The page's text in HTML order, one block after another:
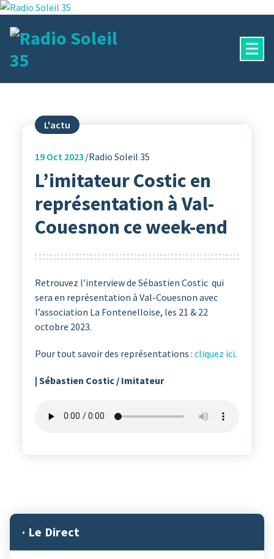
Aller
contenu
L'actu
19Oct 2023 Radio Soleil 35
L’imitateur Costic en
représentation à Val-
Couesnon ce week-end
Retrouvez l’interview de Sébastien Costic qui
sera en représentation à Val-Couesnon avec
l’association La Fontenelloise, les 21 & 22
octobre 2023.
Pour tout savoir des représentations : cliquez ici.
| Sébastien Costic / Imitateur
· Le Direct